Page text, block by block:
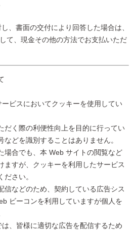
、書面の交付により回答した場合は、
て、現金その他の方法でお支払いただ
ビスにおいてクッキーを使用してい
だく際の利便性向上を目的に行ってい
などを識別することはありません。
場合でも、本 Web サイトの閲覧など
ますが、クッキーを利用したサービス
さい。
信などのため、契約している広告シス
ビーコンを利用していますが個人を
、皆様に適切な広告を配信するため